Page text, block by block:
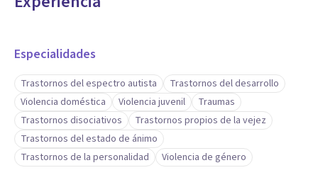
Especialidades
Trastornos del espectro autista
Trastornos del desarrollo
Violencia doméstica
Violencia juvenil
Traumas
Trastornos disociativos
Trastornos propios de la vejez
Trastornos del estado de ánimo
Trastornos de la personalidad
Violencia de género